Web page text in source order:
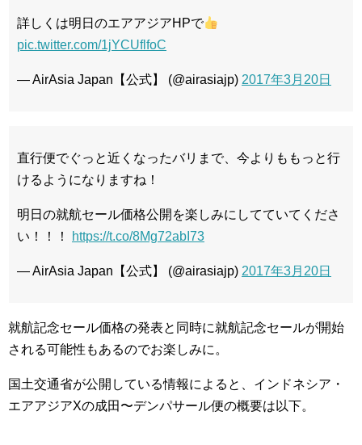
詳しくは明日のエアアジアHPで
pic.twitter.com/1jYCUflfoC
— AirAsia Japan【公式】 (@airasiajp) 2017年3月20日
直行便でぐっと近くなったバリまで、今よりももっと行
けるようになりますね！
明日の就航セール価格公開を楽しみにしてていてくださ
い！！！
https://t.co/8Mg72abI73
— AirAsia Japan【公式】 (@airasiajp) 2017年3月20日
就航記念セール価格の発表と同時に就航記念セールが開始
される可能性もあるのでお楽しみに。
国土交通省が公開している情報によると、インドネシア・
エアアジアXの成田〜デンパサール便の概要は以下。